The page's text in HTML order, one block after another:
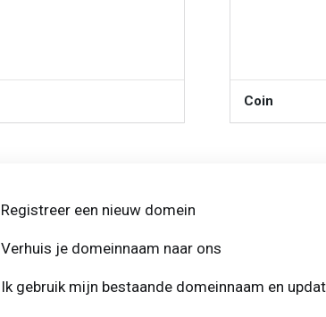
Coin
Registreer een nieuw domein
Verhuis je domeinnaam naar ons
Ik gebruik mijn bestaande domeinnaam en